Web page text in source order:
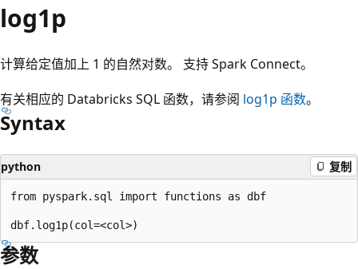
log1p
计算给定值加上 1 的自然对数。 支持 Spark Connect。
有关相应的 Databricks SQL 函数，请参阅 log1p 函数。
Syntax
python 复制
from pyspark.sql import functions as dbf
参数